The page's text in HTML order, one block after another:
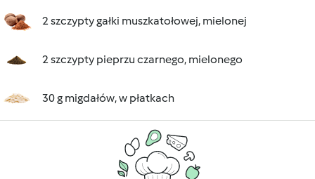
2 szczypty gałki muszkatołowej, mielonej
2 szczypty pieprzu czarnego, mielonego
30 g migdałów, w płatkach